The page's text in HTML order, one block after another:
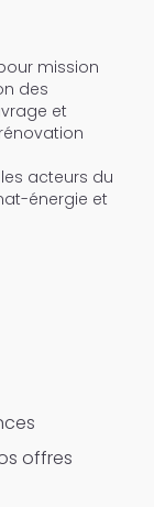
mission
des
et
acteurs du
énergie et
offres